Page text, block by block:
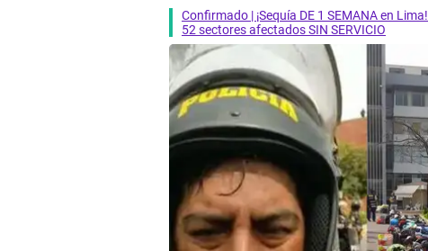
Confirmado | ¡Sequía DE 1 SEMANA en
52 sectores afectados SIN SERVICIO